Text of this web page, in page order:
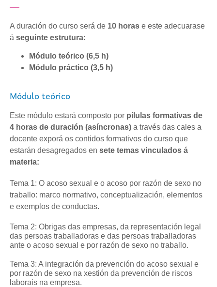
A duración do curso será de 10 horas e este adecuarase
á seguinte estrutura:
Módulo teórico (6,5 h)
Módulo práctico (3,5 h)
Módulo teórico
Este módulo estará composto por pílulas formativas de
4 horas de duración (asíncronas) a través das cales a
docente exporá os contidos formativos do curso que
estarán desagregados en sete temas vinculados á
materia:
Tema 1: O acoso sexual e o acoso por razón de sexo no
traballo: marco normativo, conceptualización, elementos
e exemplos de conductas.
Tema 2: Obrigas das empresas, da representación legal
das persoas traballadoras e das persoas traballadoras
ante o acoso sexual e por razón de sexo no traballo.
Tema 3: A integración da prevención do acoso sexual e
por razón de sexo na xestión da prevención de riscos
laborais na empresa.